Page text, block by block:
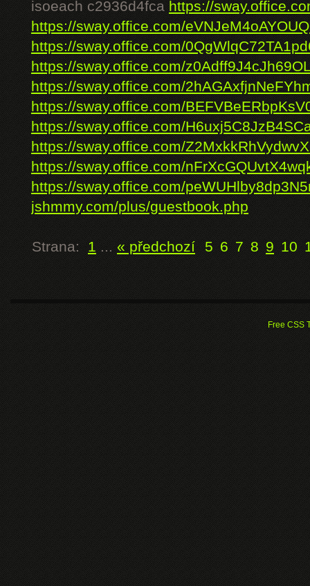
isoeach c2936d4fca https://
https://sway.office.com/
https://sway.office.com/
https://sway.office.com/
https://sway.office.com/
https://sway.office.com/
https://sway.office.com/
https://sway.office.com/
https://sway.office.com/
https://sway.office.com/
jshmmy.com/plus/guestbook.php
Strana: 1 ... « předchozí 5 6 7 8 9 10
Free CSS